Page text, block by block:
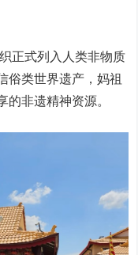
正式列入人类非物质
俗类世界遗产，妈祖
非遗精神资源。